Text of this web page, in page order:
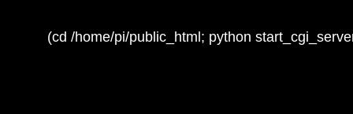
(cd /home/pi/public_html; python